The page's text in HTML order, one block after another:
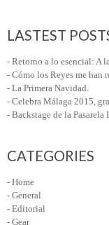
LASTEST
- Retorno a lo esencial: A
- Cómo los Reyes me han
- La Primera Navidad.
- Celebra Málaga 2015,
- Backstage de la
CATEGORIES
- Home
- General
- Editorial
- Gear